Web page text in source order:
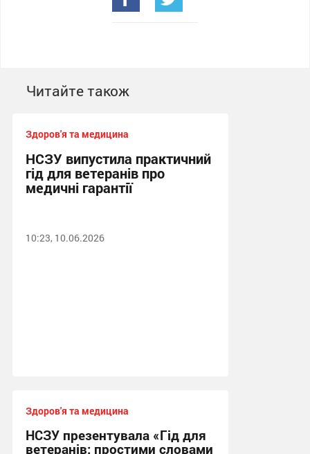
Читайте також
Здоров'я та медицина
НСЗУ випустила практичний
гід для ветеранів про
медичні гарантії
10:23, 10.06.2026
Здоров'я та медицина
НСЗУ презентувала «Гід для
ветеранів: простими словами